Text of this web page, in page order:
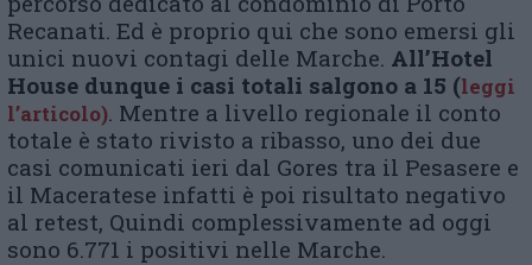
Recanati. Ed è proprio qui che sono emersi gli
unici nuovi contagi delle Marche. All’Hotel
House dunque i casi totali salgono a 15 (leggi
l’articolo). Mentre a livello regionale il conto
totale è stato rivisto a ribasso, uno dei due
casi comunicati ieri dal Gores tra il Pesasere e
il Maceratese infatti è poi risultato negativo
al retest, Quindi complessivamente ad oggi
sono 6.771 i positivi nelle Marche.